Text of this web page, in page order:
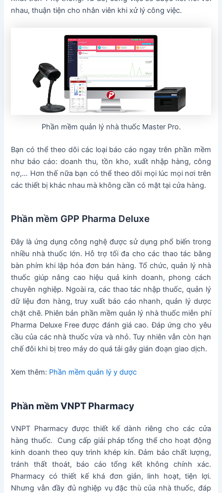
nhau, thuận tiện cho nhân viên khi xử lý công việc.
Phần mềm quản lý nhà thuốc Master Pro.
Bạn có thể theo dõi các loại báo cáo ngay trên phần mềm
như báo cáo: doanh thu, tồn kho, xuất nhập hàng, công
nợ,… Hơn thế nữa bạn có thể theo dõi mọi lúc mọi nơi trên
các thiết bị khác nhau mà không cần có mặt tại cửa hàng.
Phần mềm GPP Pharma Deluxe
Đây là ứng dụng công nghệ được sử dụng phổ biến trong
nhiều nhà thuốc lớn. Hỗ trợ tối đa cho các thao tác bằng
bàn phím khi lập hóa đơn bán hàng. Tổ chức, quản lý nhà
thuốc giúp nâng cao hiệu quả kinh doanh, phong cách
chuyên nghiệp. Ngoài ra, các thao tác nhập thuốc, quản lý
dữ liệu đơn hàng, truy xuất báo cáo nhanh, quản lý dược
chặt chẽ. Phiên bản phần mềm quản lý nhà thuốc miễn phí
Pharma Deluxe Free được đánh giá cao. Đáp ứng cho yêu
cầu của các nhà thuốc vừa và nhỏ. Tuy nhiên vẫn còn hạn
chế đôi khi bị treo máy do quá tải gây gián đoạn giao dịch.
Xem thêm: Phần mềm quản lý y dược
Phần mềm VNPT Pharmacy
VNPT Pharmacy được thiết kế dành riêng cho các cửa
hàng thuốc. Cung cấp giải pháp tổng thể cho hoạt động
kinh doanh theo quy trình khép kín. Đảm bảo chất lượng,
tránh thất thoát, báo cáo tổng kết không chính xác.
Pharmacy có thiết kế khá đơn giản, linh hoạt, tiện lợi.
Nhưng vẫn đầy đủ nghiệp vụ đặc thù của nhà thuốc, đáp